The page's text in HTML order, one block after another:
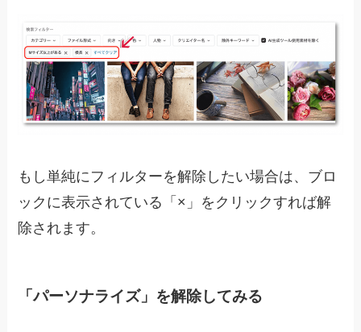
もし単純にフィルターを解除したい場合は、ブロ
ックに表示されている「×」をクリックすれば解
除されます。
「パーソナライズ」を解除してみる